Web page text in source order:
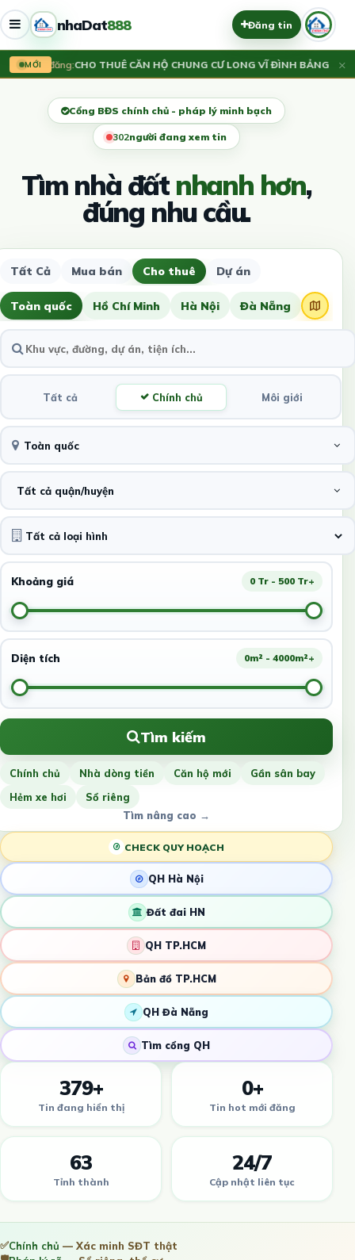
nhaDat888 Đăng tin
MỚI
Vừa đăng:CHO THUÊ CĂN HỘ CHUNG CƯ LONG VĨ ĐÌNH BẢNG_TỪ×
Cổng BĐS chính chủ - pháp lý minh bạch
305người đang xem tin
Tìm nhà đấtnhanh hơn,
đúng nhu cầu.
Tất Cả Mua bán Cho thuê Dự án
Toàn quốc Hồ Chí Minh Hà Nội Đà Nẵng
Tất cả Chính chủ Môi giới
Toàn quốc
Tất cả quận/huyện
Khoảng giá 0 Tr - 500 Tr+
Diện tích 0m² - 4000m²+
Tìm kiếm
Chính chủ Nhà dòng tiền Căn hộ mới
Gần sân bay
Hẻm xe hơi
Sổ riêng
Tìm nâng cao →
CHECK QUY HOẠCH
QH Hà Nội
Đất đai HN
QH TP.HCM
Bản đồ TP.HCM
QH Đà Nẵng
Tìm cổng QH
379+
Tin đang hiển thị
0+
Tin hot mới đăng
63
Tỉnh thành
24/7
Cập nhật liên tục
✅Chính chủ — Xác minh SĐT thật